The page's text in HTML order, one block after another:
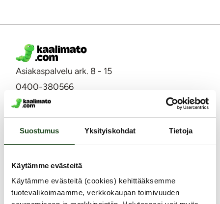
Suostumus Yksityiskohdat Tietoja
Käytämme evästeitä
Käytämme evästeitä (cookies) kehittääksemme
tuotevalikoimaamme, verkkokaupan toimivuuden
Asiakaspalvelu ark. 8 - 15
0400-380566
info@kaalimato.com
Asiakaspalvelu
Toimitus
Noutopiste ja toimisto
Kaalimato.com
Kumitehtaankatu 5 E
Arkisin klo 8 - 15